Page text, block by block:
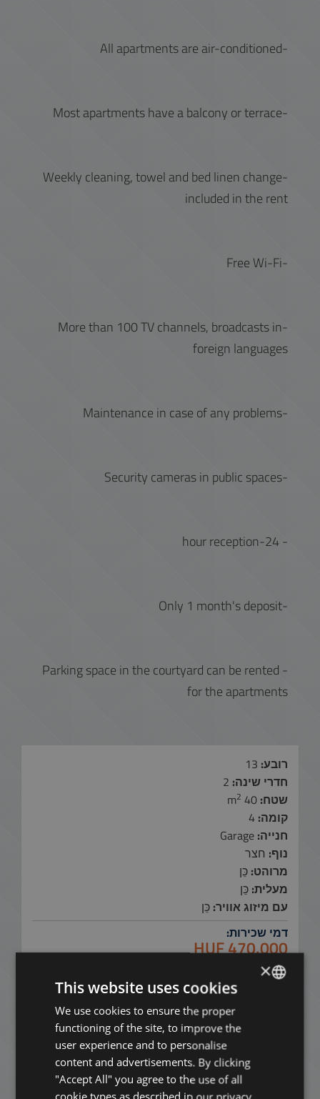
-All apartments are air-conditioned
-Most apartments have a balcony or terrace
-Weekly cleaning, towel and bed linen change
included in the rent
-Free Wi-Fi
-More than 100 TV channels, broadcasts in
foreign languages
-Maintenance in case of any problems
-Security cameras in public spaces
- 24-hour reception
-Only 1 month's deposit
- Parking space in the courtyard can be rented
for the apartments
רובע:
חדרי שינה: 2
שטח:
2
קומה:
חנייה:
נוף: חצר
מרוהט: כֵּן
מעלית: כֵּן
עם מיזוג אוויר: כֵּן
דמי שכירות:
470.000 HUF
1.280 EUR
צור קשר עמנו:
הוסף לרשימה
הורד PDF
ENGLISH
HUNGARIAN
GERMAN
FRENCH
×
This website uses cookies
We use cookies to ensure the proper
functioning of the site, to improve the
user experience and to personalise
content and advertisements. By clicking
"Accept All" you agree to the use of all